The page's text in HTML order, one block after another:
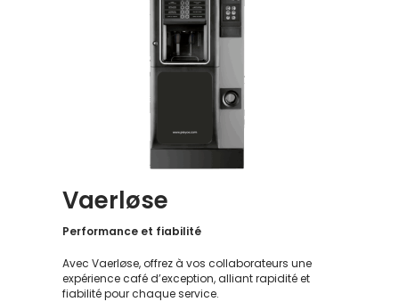
Vaerløse
Performance et fiabilité
Avec Vaerløse, offrez à vos collaborateurs une
expérience café d’exception, alliant rapidité et
fiabilité pour chaque service.